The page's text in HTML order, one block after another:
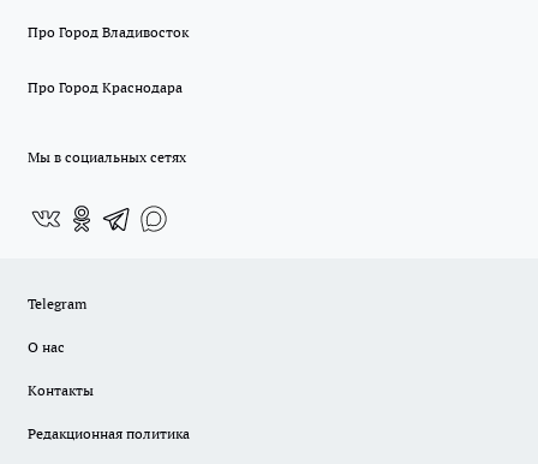
Про Город Владивосток
Про Город Краснодара
Мы в социальных сетях
Telegram
О нас
Контакты
Редакционная политика